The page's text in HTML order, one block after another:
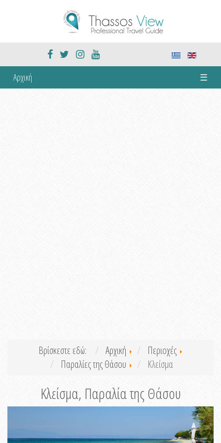
Αρχική ☰
Βρίσκεστε εδώ: Αρχική
Περιοχές
Παραλίες της Θάσου
Κλείσμα
Κλείσμα, Παραλία της Θάσου